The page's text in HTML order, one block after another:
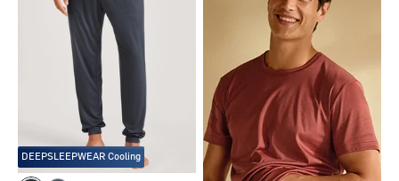
DEEPSLEEPWEAR Cooling